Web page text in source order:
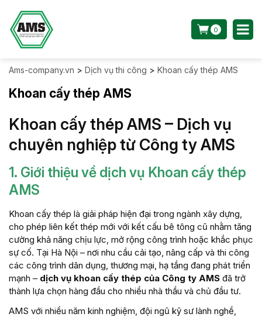
0
Ams-company.vn > Dịch vụ thi công > Khoan cấy thép AMS
Khoan cấy thép AMS
Khoan cấy thép AMS – Dịch vụ
chuyên nghiệp từ Công ty AMS
1. Giới thiệu về dịch vụ Khoan cấy thép
AMS
Khoan cấy thép là giải pháp hiện đại trong ngành xây dựng,
cho phép liên kết thép mới với kết cấu bê tông cũ nhằm tăng
cường khả năng chịu lực, mở rộng công trình hoặc khắc phục
sự cố. Tại Hà Nội – nơi nhu cầu cải tạo, nâng cấp và thi công
các công trình dân dụng, thương mại, hạ tầng đang phát triển
mạnh – dịch vụ khoan cấy thép của Công ty AMS đã trở
thành lựa chọn hàng đầu cho nhiều nhà thầu và chủ đầu tư.
AMS với nhiều năm kinh nghiệm, đội ngũ kỹ sư lành nghề,